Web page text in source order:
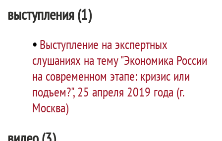
выступления (1)
• Выступление на экспертных
слушаниях на тему "Экономика России
на современном этапе: кризис или
подъем?", 25 апреля 2019 года (г.
Москва)